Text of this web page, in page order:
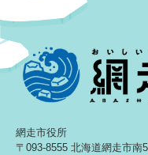
網走市役所
〒093-8555 北海道網走市南